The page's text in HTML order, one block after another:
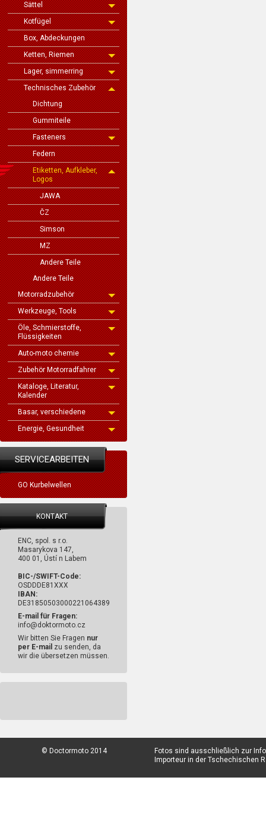
Sättel
Kotfügel
Box, Abdeckungen
Ketten, Riemen
Lager, simmerring
Technisches Zubehör
Dichtung
Gummiteile
Fasteners
Federn
Etiketten, Aufkleber,
Logos
JAWA
ČZ
Simson
MZ
Andere Teile
Andere Teile
Motorradzubehör
Werkzeuge, Tools
Öle, Schmierstoffe,
Flüssigkeiten
Auto-moto chemie
Zubehör Motorradfahrer
Kataloge, Literatur,
Kalender
Basar, verschiedene
Energie, Gesundheit
SERVICEARBEITEN
GO Kurbelwellen
KONTAKT
ENC, spol. s r.o.
Masarykova 147,
400 01, Ústí n Labem
BIC-/SWIFT-Code:
OSDDDE81XXX
IBAN:
DE31850503000221064389
E-mail für Fragen:
info@doktormoto.cz
Wir bitten Sie Fragen nur
per E-mail zu senden, da
wir die übersetzen müssen.
© Doctormoto 2014
Fotos sind ausschließlich zur
Importeur in der Tschechischen